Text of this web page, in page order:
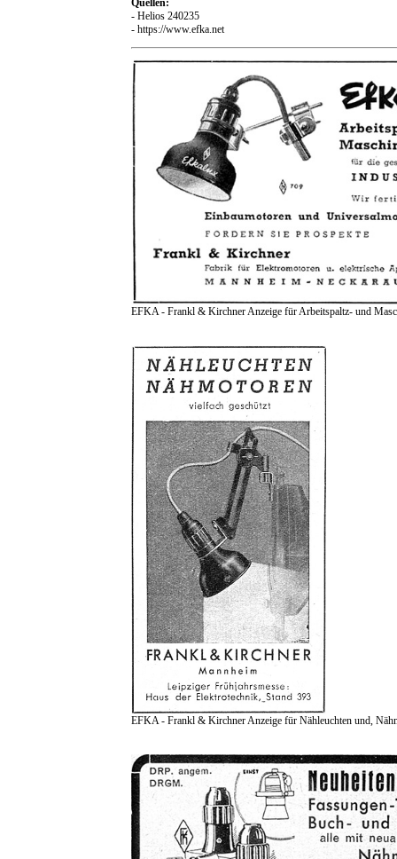
Quellen:
- Helios 240235
- https://www.efka.net
EFKA - Frankl & Kirchner Anzeige für Arbeitspaltz- und
EFKA - Frankl & Kirchner Anzeige für Nähleuchten und,